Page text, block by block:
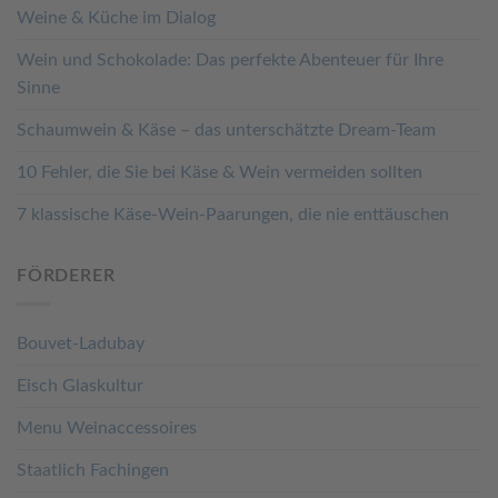
Weine & Küche im Dialog
Wein und Schokolade: Das perfekte Abenteuer für Ihre
Sinne
Schaumwein & Käse – das unterschätzte Dream-Team
10 Fehler, die Sie bei Käse & Wein vermeiden sollten
7 klassische Käse-Wein-Paarungen, die nie enttäuschen
FÖRDERER
Bouvet-Ladubay
Eisch Glaskultur
Menu Weinaccessoires
Staatlich Fachingen